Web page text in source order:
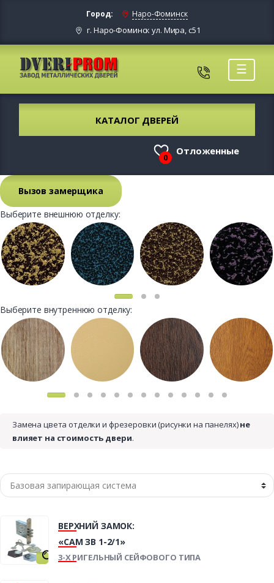
Город: Наро-Фоминск
г. Наро-Фоминск ул. Мира, с51
☰
КАТАЛОГ ДВЕРЕЙ
0
Отложенные
Вызов замерщика
Выберите внешнюю отделку:
Выберите внутреннюю отделку:
Замена цвета отделки и фрезеровки (рисунки на панелях)не
влияет на стоимость двери.
ВЕРХНИЙ ЗАМОК:
«САМ ЗВ 1-2/1»
3-Х РИГЕЛЬНЫЙ СЕЙФОВОГО ТИПА